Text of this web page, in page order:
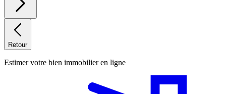
Retour
Estimer votre bien immobilier en ligne